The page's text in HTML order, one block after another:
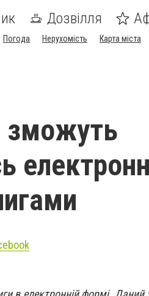
Дозвілля
Погода Нерухомість Карта міста
зможуть